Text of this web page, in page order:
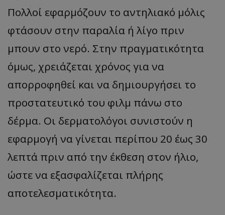
Πολλοί εφαρμόζουν το αντηλιακό μόλις
φτάσουν στην παραλία ή λίγο πριν
μπουν στο νερό. Στην πραγματικότητα
όμως, χρειάζεται χρόνος για να
απορροφηθεί και να δημιουργήσει το
προστατευτικό του φιλμ πάνω στο
δέρμα. Οι δερματολόγοι συνιστούν η
εφαρμογή να γίνεται περίπου 20 έως 30
λεπτά πριν από την έκθεση στον ήλιο,
ώστε να εξασφαλίζεται πλήρης
αποτελεσματικότητα.